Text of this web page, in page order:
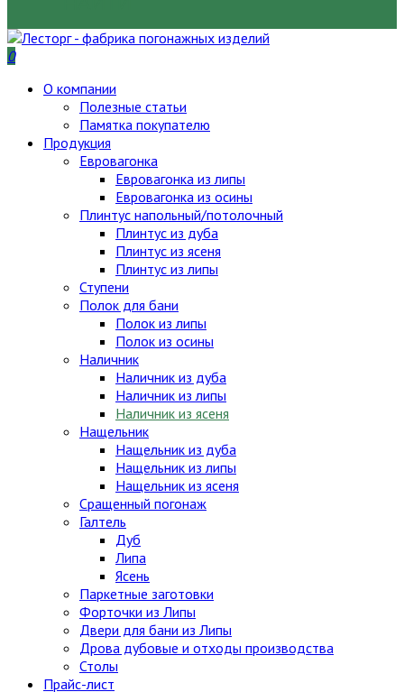
0
О компании
Полезные статьи
Памятка покупателю
Продукция
Евровагонка
Евровагонка из липы
Евровагонка из осины
Плинтус напольный/потолочный
Плинтус из дуба
Плинтус из ясеня
Плинтус из липы
Ступени
Полок для бани
Полок из липы
Полок из осины
Наличник
Наличник из дуба
Наличник из липы
Наличник из ясеня
Нащельник
Нащельник из дуба
Нащельник из липы
Нащельник из ясеня
Сращенный погонаж
Галтель
Дуб
Липа
Ясень
Паркетные заготовки
Форточки из Липы
Двери для бани из Липы
Дрова дубовые и отходы производства
Столы
Прайс-лист